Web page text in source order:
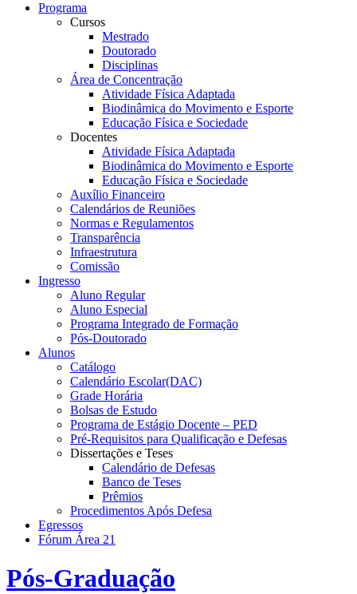
Programa
Cursos
Mestrado
Doutorado
Disciplinas
Área de Concentração
Atividade Física Adaptada
Biodinâmica do Movimento e Esporte
Educação Física e Sociedade
Docentes
Atividade Física Adaptada
Biodinâmica do Movimento e Esporte
Educação Física e Sociedade
Auxílio Financeiro
Calendários de Reuniões
Normas e Regulamentos
Transparência
Infraestrutura
Comissão
Ingresso
Aluno Regular
Aluno Especial
Programa Integrado de Formação
Pós-Doutorado
Alunos
Catálogo
Calendário Escolar(DAC)
Grade Horária
Bolsas de Estudo
Programa de Estágio Docente – PED
Pré-Requisitos para Qualificação e Defesas
Dissertações e Teses
Calendário de Defesas
Banco de Teses
Prêmios
Procedimentos Após Defesa
Egressos
Fórum Área 21
Pós-Graduação